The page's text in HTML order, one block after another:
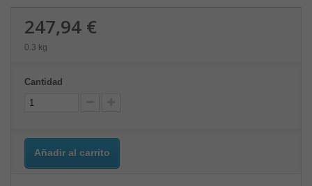
247,94 €
0.3 kg
Cantidad
Añadir al carrito